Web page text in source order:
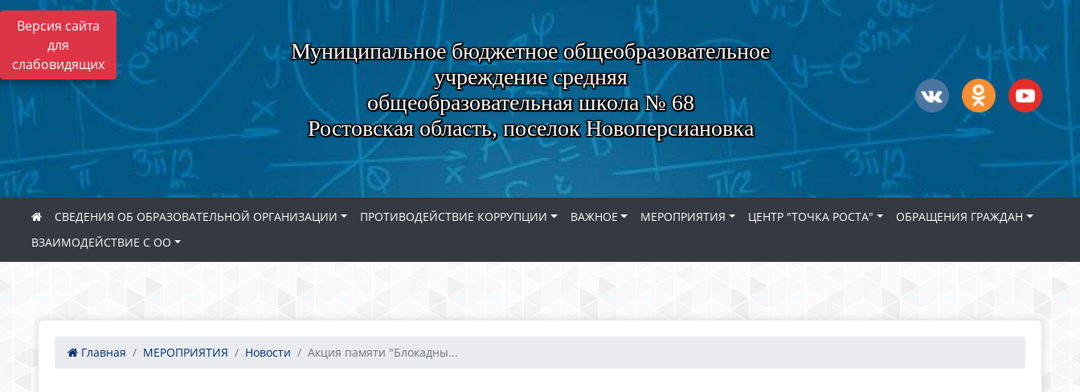
Версия сайта
для
слабовидящих
Муниципальное бюджетное общеобразовательное
учреждение средняя
общеобразовательная школа № 68
Ростовская область, поселок Новоперсиановка
СВЕДЕНИЯ ОБ ОБРАЗОВАТЕЛЬНОЙ ОРГАНИЗАЦИИ ПРОТИВОДЕЙСТВИЕ КОРРУПЦИИ ВАЖНОЕ МЕРОПРИЯТИЯ ЦЕНТР "ТОЧКА РОСТА"
ОБРАЩЕНИЯ ГРАЖДАН
ВЗАИМОДЕЙСТВИЕ С ОО
Главная МЕРОПРИЯТИЯ Новости Акция памяти "Блокадны...